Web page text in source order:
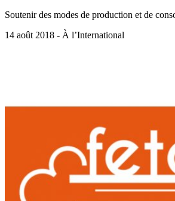
Soutenir des modes de production et de
14 août 2018 - À l’International